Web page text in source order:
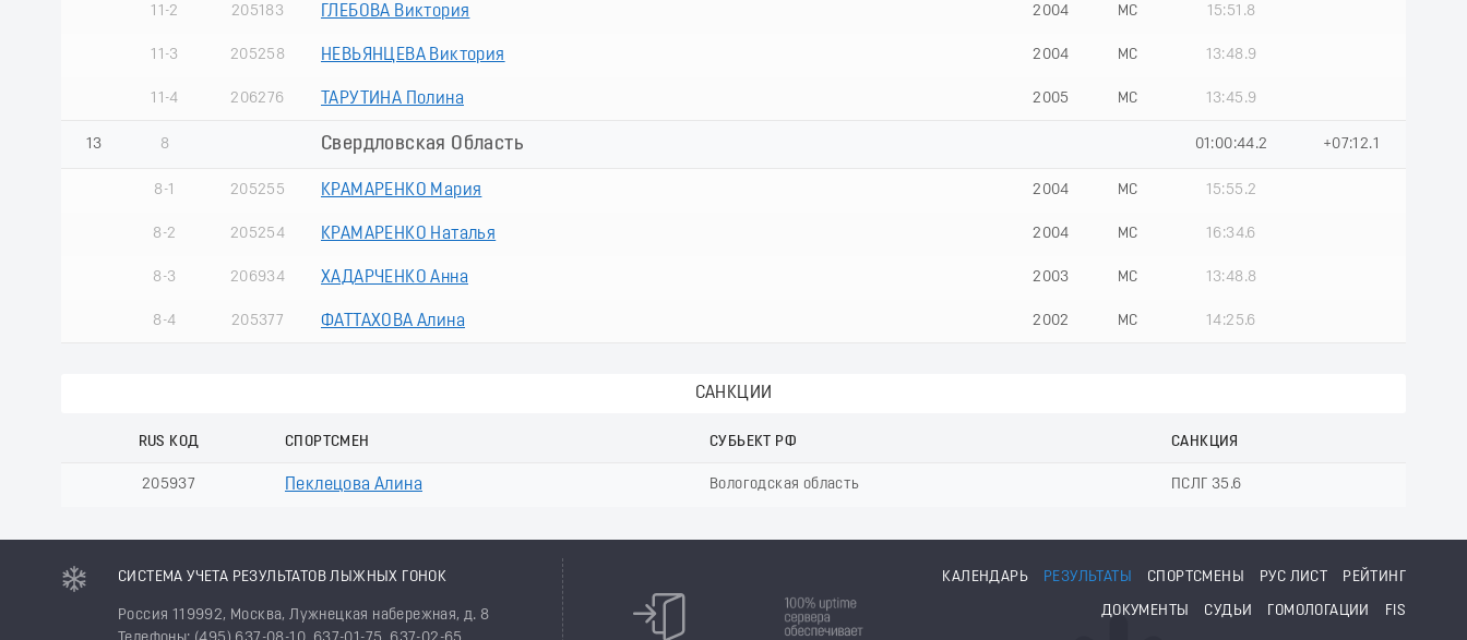
11-2 205183 ГЛЕБОВА Виктория 2004 МС 15:51.8
11-3 205258 НЕВЬЯНЦЕВА Виктория 2004 МС 13:48.9
11-4 206276 ТАРУТИНА Полина 2005 МС 13:45.9
13 8 Свердловская Область 01:00:44.2 +07:12.1
8-1 205255 КРАМАРЕНКО Мария 2004 МС 15:55.2
8-2 205254 КРАМАРЕНКО Наталья 2004 МС 16:34.6
8-3 206934 ХАДАРЧЕНКО Анна 2003 МС 13:48.8
8-4 205377 ФАТТАХОВА Алина 2002 МС 14:25.6
САНКЦИИ
RUS КОД СПОРТСМЕН СУБЬЕКТ РФ САНКЦИЯ
205937 Пеклецова Алина Вологодская область ПСЛГ 35.6
СИСТЕМА УЧЕТА РЕЗУЛЬТАТОВ ЛЫЖНЫХ ГОНОК
Россия 119992, Москва, Лужнецкая набережная, д. 8
КАЛЕНДАРЬ РЕЗУЛЬТАТЫ СПОРТСМЕНЫ РУС ЛИСТ РЕЙТИНГ
ДОКУМЕНТЫ СУДЬИ ГОМОЛОГАЦИИ FIS